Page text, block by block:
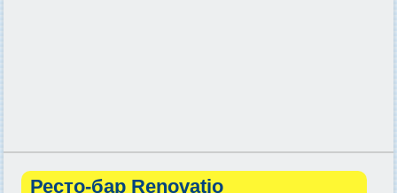
Ресто-бар Renovatio